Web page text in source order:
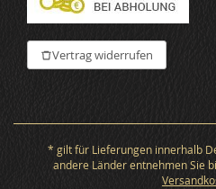
Vertrag widerrufen
* gilt für Lieferungen innerhalb
andere Länder entnehmen Sie